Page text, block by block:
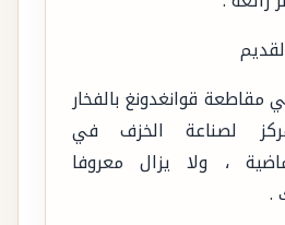
مقاطعة قوانغدونغ بالفخار
لصناعة الخزف في
، ولا يزال معروفا
.